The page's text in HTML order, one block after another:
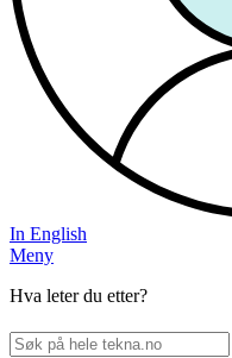
In English
Meny
Hva leter du etter?